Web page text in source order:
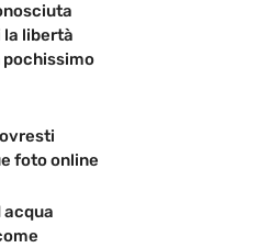
la libertà
pochissimo
foto online
acqua